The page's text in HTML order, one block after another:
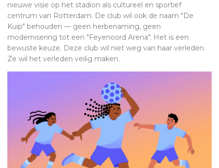
nieuwe visie op het stadion als cultureel en sportief
centrum van Rotterdam. De club wil ook de naam "De
Kuip" behouden — geen herbenaming, geen
modernisering tot een "Feyenoord Arena". Het is een
bewuste keuze. Deze club wil niet weg van haar verleden.
Ze wil het verleden veilig maken.